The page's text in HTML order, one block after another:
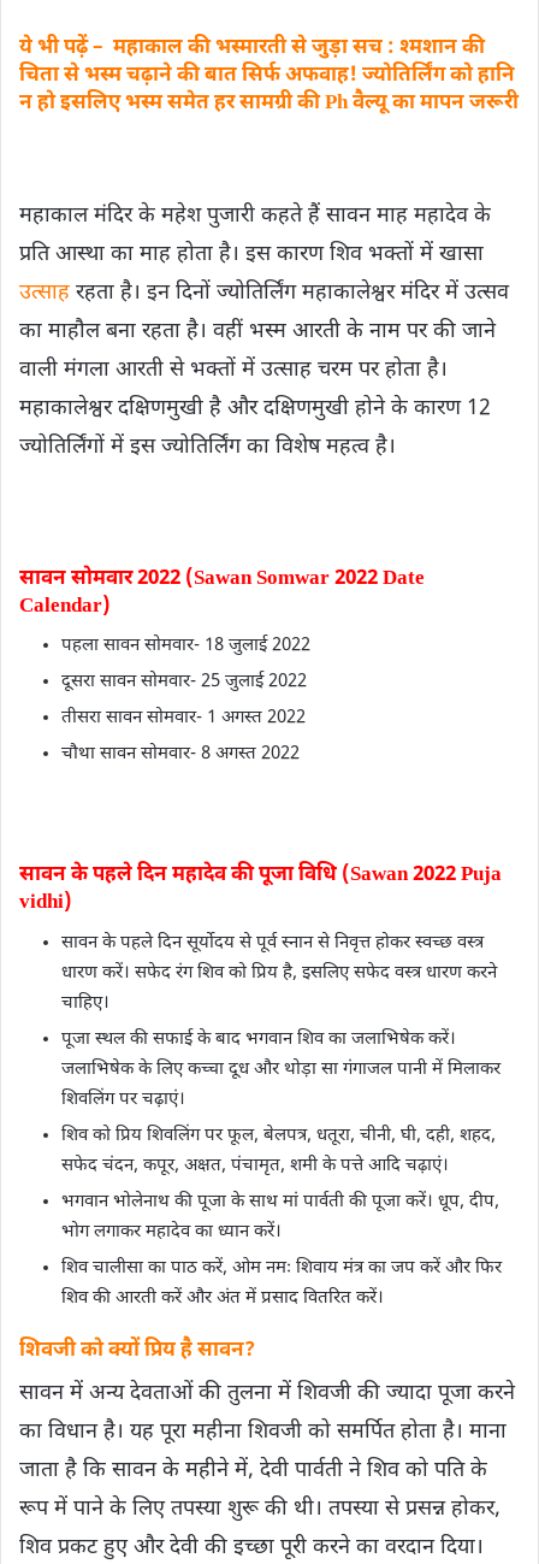
ये भी पढ़ें – महाकाल की भस्मारती से जुड़ा सच : श्मशान की
चिता से भस्म चढ़ाने की बात सिर्फ अफवाह! ज्योतिर्लिंग को हानि
न हो इसलिए भस्म समेत हर सामग्री की Ph वैल्यू का मापन जरूरी
महाकाल मंदिर के महेश पुजारी कहते हैं सावन माह महादेव के
प्रति आस्था का माह होता है। इस कारण शिव भक्तों में खासा
उत्साह रहता है। इन दिनों ज्योतिर्लिंग महाकालेश्वर मंदिर में उत्सव
का माहौल बना रहता है। वहीं भस्म आरती के नाम पर की जाने
वाली मंगला आरती से भक्तों में उत्साह चरम पर होता है।
महाकालेश्वर दक्षिणमुखी है और दक्षिणमुखी होने के कारण 12
ज्योतिर्लिंगों में इस ज्योतिर्लिंग का विशेष महत्व है।
सावन सोमवार 2022 (Sawan Somwar 2022 Date
Calendar)
पहला सावन सोमवार- 18 जुलाई 2022
दूसरा सावन सोमवार- 25 जुलाई 2022
तीसरा सावन सोमवार- 1 अगस्त 2022
चौथा सावन सोमवार- 8 अगस्त 2022
सावन के पहले दिन महादेव की पूजा विधि (Sawan 2022 Puja
vidhi)
सावन के पहले दिन सूर्योदय से पूर्व स्नान से निवृत्त होकर स्वच्छ वस्त्र
धारण करें। सफेद रंग शिव को प्रिय है, इसलिए सफेद वस्त्र धारण करने
चाहिए।
पूजा स्थल की सफाई के बाद भगवान शिव का जलाभिषेक करें।
जलाभिषेक के लिए कच्चा दूध और थोड़ा सा गंगाजल पानी में मिलाकर
शिवलिंग पर चढ़ाएं।
शिव को प्रिय शिवलिंग पर फूल, बेलपत्र, धतूरा, चीनी, घी, दही, शहद,
सफेद चंदन, कपूर, अक्षत, पंचामृत, शमी के पत्ते आदि चढ़ाएं।
भगवान भोलेनाथ की पूजा के साथ मां पार्वती की पूजा करें। धूप, दीप,
भोग लगाकर महादेव का ध्यान करें।
शिव चालीसा का पाठ करें, ओम नमः शिवाय मंत्र का जप करें और फिर
शिव की आरती करें और अंत में प्रसाद वितरित करें।
शिवजी को क्यों प्रिय है सावन?
सावन में अन्य देवताओं की तुलना में शिवजी ​की ज्यादा पूजा करने
का विधान है। यह पूरा महीना शिवजी को समर्पित होता है। माना
जाता है कि सावन के महीने में, देवी पार्वती ने शिव को पति के
रूप में पाने के लिए तपस्या शुरू की थी। तपस्या से प्रसन्न होकर,
शिव प्रकट हुए और देवी की इच्छा पूरी करने का वरदान दिया।